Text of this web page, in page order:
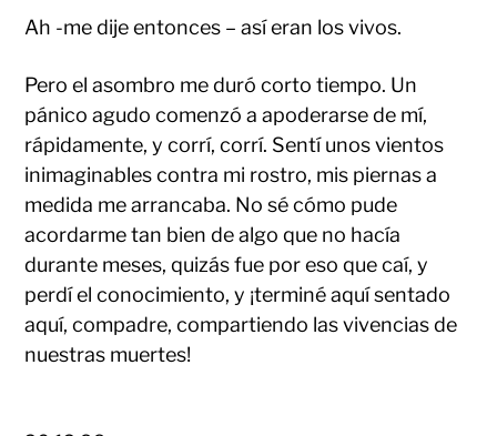
Ah -me dije entonces – así eran los vivos.
Pero el asombro me duró corto tiempo. Un
pánico agudo comenzó a apoderarse de mí,
rápidamente, y corrí, corrí. Sentí unos vientos
inimaginables contra mi rostro, mis piernas a
medida me arrancaba. No sé cómo pude
acordarme tan bien de algo que no hacía
durante meses, quizás fue por eso que caí, y
perdí el conocimiento, y ¡terminé aquí sentado
aquí, compadre, compartiendo las vivencias de
nuestras muertes!